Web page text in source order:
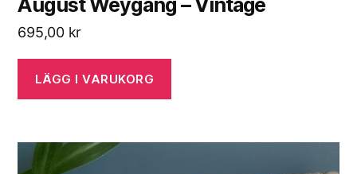
August Weygang – Vintage
695,00 kr
LÄGG I VARUKORG